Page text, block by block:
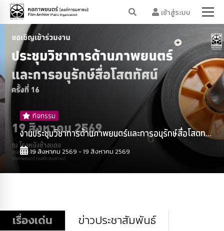
เข้าสู่ระบบ
กิจกรรม
งานประชุมวิชาการด้านภาพยนตร์และการอนุรักษ์สื่อโสตท...
19 สิงหาคม 2569 - 19 สิงหาคม 2569
เรื่องเด่น
ข่าวประชาสัมพันธ์